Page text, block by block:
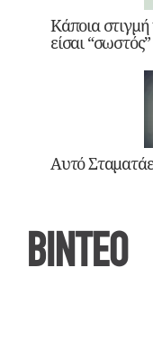
Κάποια
είσαι “σωστός”
Αυτό
ΒΙΝΤΕΟ